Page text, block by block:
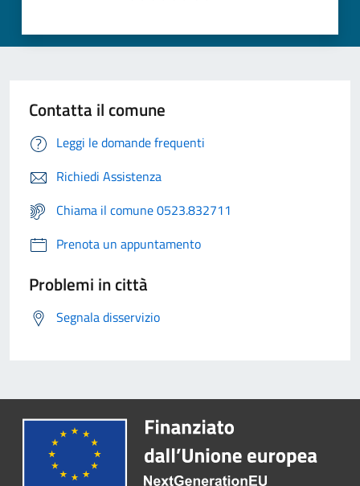
Contatta il comune
Leggi le domande frequenti
Richiedi Assistenza
Chiama il comune 0523.832711
Prenota un appuntamento
Problemi in città
Segnala disservizio